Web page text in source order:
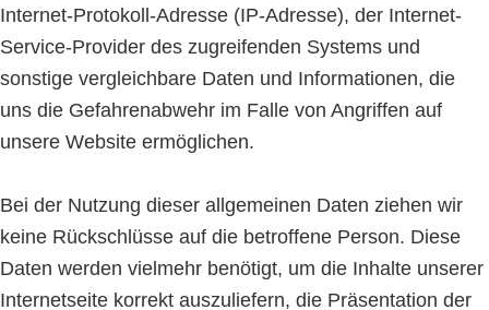
Internet-Protokoll-Adresse (IP-Adresse), der Internet-
Service-Provider des zugreifenden Systems und
sonstige vergleichbare Daten und Informationen, die
uns die Gefahrenabwehr im Falle von Angriffen auf
unsere Website ermöglichen.
Bei der Nutzung dieser allgemeinen Daten ziehen wir
keine Rückschlüsse auf die betroffene Person. Diese
Daten werden vielmehr benötigt, um die Inhalte unserer
Internetseite korrekt auszuliefern, die Präsentation der